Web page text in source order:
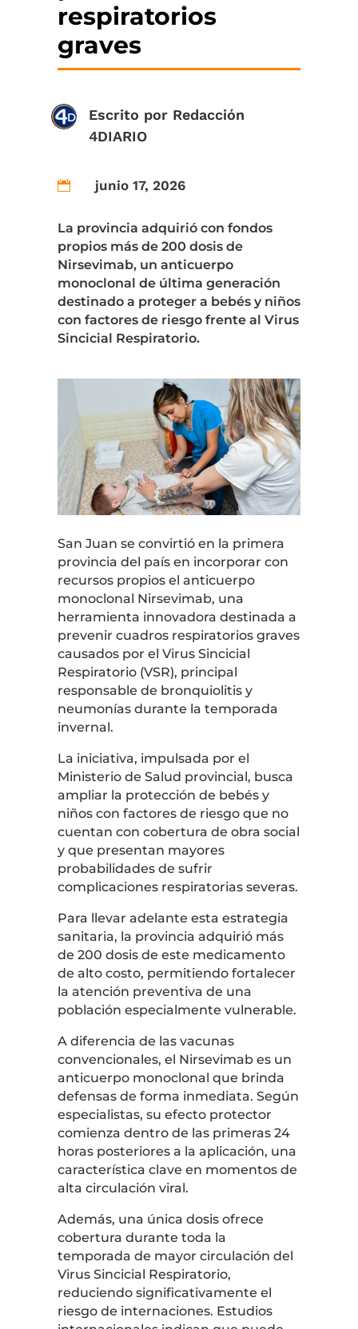
respiratorios
graves
Escrito por Redacción
4DIARIO
 junio 17, 2026
La provincia adquirió con fondos
propios más de 200 dosis de
Nirsevimab, un anticuerpo
monoclonal de última generación
destinado a proteger a bebés y niños
con factores de riesgo frente al Virus
Sincicial Respiratorio.
San Juan se convirtió en la primera
provincia del país en incorporar con
recursos propios el anticuerpo
monoclonal Nirsevimab, una
herramienta innovadora destinada a
prevenir cuadros respiratorios graves
causados por el Virus Sincicial
Respiratorio (VSR), principal
responsable de bronquiolitis y
neumonías durante la temporada
invernal.
La iniciativa, impulsada por el
Ministerio de Salud provincial, busca
ampliar la protección de bebés y
niños con factores de riesgo que no
cuentan con cobertura de obra social
y que presentan mayores
probabilidades de sufrir
complicaciones respiratorias severas.
Para llevar adelante esta estrategia
sanitaria, la provincia adquirió más
de 200 dosis de este medicamento
de alto costo, permitiendo fortalecer
la atención preventiva de una
población especialmente vulnerable.
A diferencia de las vacunas
convencionales, el Nirsevimab es un
anticuerpo monoclonal que brinda
defensas de forma inmediata. Según
especialistas, su efecto protector
comienza dentro de las primeras 24
horas posteriores a la aplicación, una
característica clave en momentos de
alta circulación viral.
Además, una única dosis ofrece
cobertura durante toda la
temporada de mayor circulación del
Virus Sincicial Respiratorio,
reduciendo significativamente el
riesgo de internaciones. Estudios